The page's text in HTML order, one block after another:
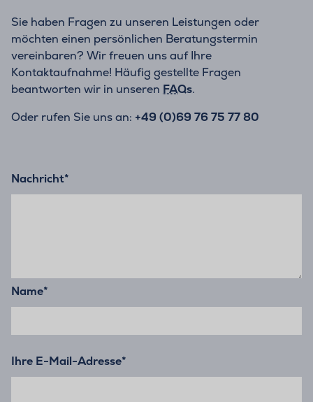
Sie haben Fragen zu unseren Leistungen oder
möchten einen persönlichen Beratungstermin
vereinbaren? Wir freuen uns auf Ihre
Kontaktaufnahme! Häufig gestellte Fragen
beantworten wir in unseren FAQs.
Oder rufen Sie uns an: +49 (0)69 76 75 77 80
Nachricht*
Name*
Ihre E-Mail-Adresse*